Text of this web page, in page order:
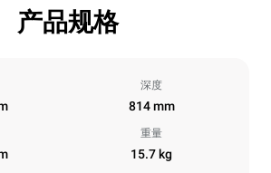
产品规格
深度
814 mm
重量
15.7 kg